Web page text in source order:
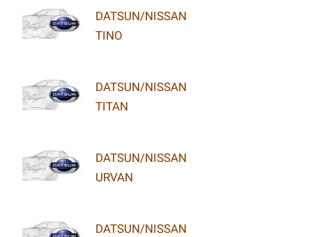
DATSUN/NISSAN
TINO
DATSUN/NISSAN
TITAN
DATSUN/NISSAN
URVAN
DATSUN/NISSAN